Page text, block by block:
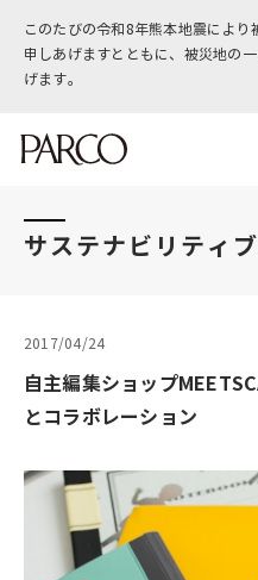
このたびの令和8年熊本地震によ
申しあげますとともに、被災地の
げます。
サステナビリティ
2017/04/24
自主編集ショップ
とコラボレーション